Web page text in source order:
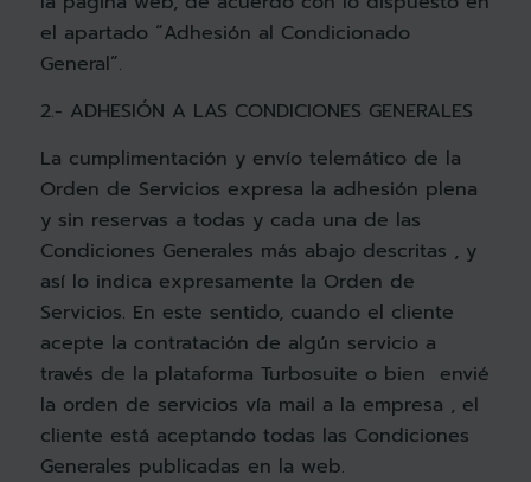
el apartado “Adhesión al Condicionado
General”.
2.- ADHESIÓN A LAS CONDICIONES GENERALES
La cumplimentación y envío telemático de la
Orden de Servicios expresa la adhesión plena
y sin reservas a todas y cada una de las
Condiciones Generales más abajo descritas , y
así lo indica expresamente la Orden de
Servicios. En este sentido, cuando el cliente
acepte la contratación de algún servicio a
través de la plataforma Turbosuite o bien envié
la orden de servicios vía mail a la empresa , el
cliente está aceptando todas las Condiciones
Generales publicadas en la web.